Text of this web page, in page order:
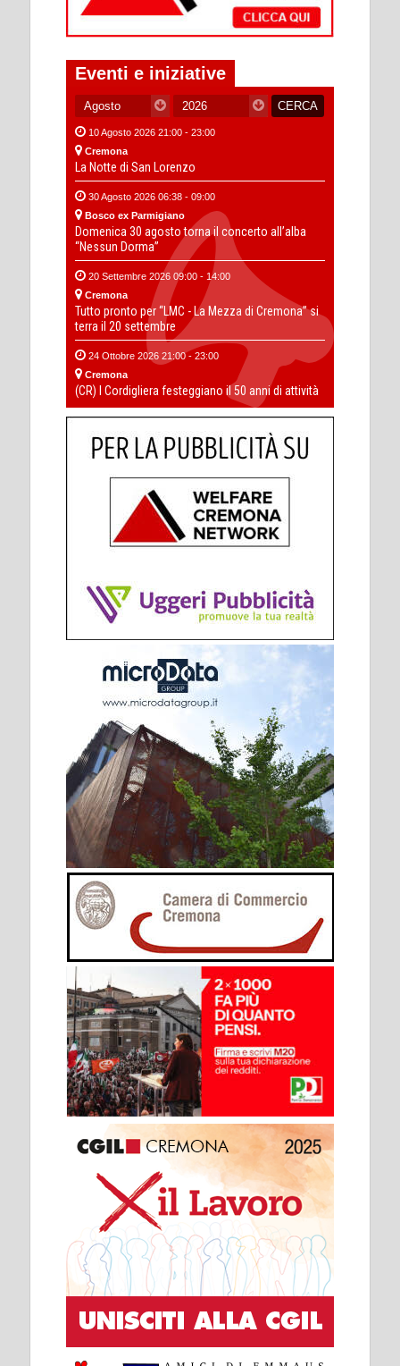
Eventi e iniziative
10 Agosto 2026 21:00 - 23:00
Cremona
La Notte di San Lorenzo
30 Agosto 2026 06:38 - 09:00
Bosco ex Parmigiano
Domenica 30 agosto torna il concerto all’alba
“Nessun Dorma”
20 Settembre 2026 09:00 - 14:00
Cremona
Tutto pronto per “LMC - La Mezza di Cremona” si
terra il 20 settembre
24 Ottobre 2026 21:00 - 23:00
Cremona
(CR) I Cordigliera festeggiano il 50 anni di attività